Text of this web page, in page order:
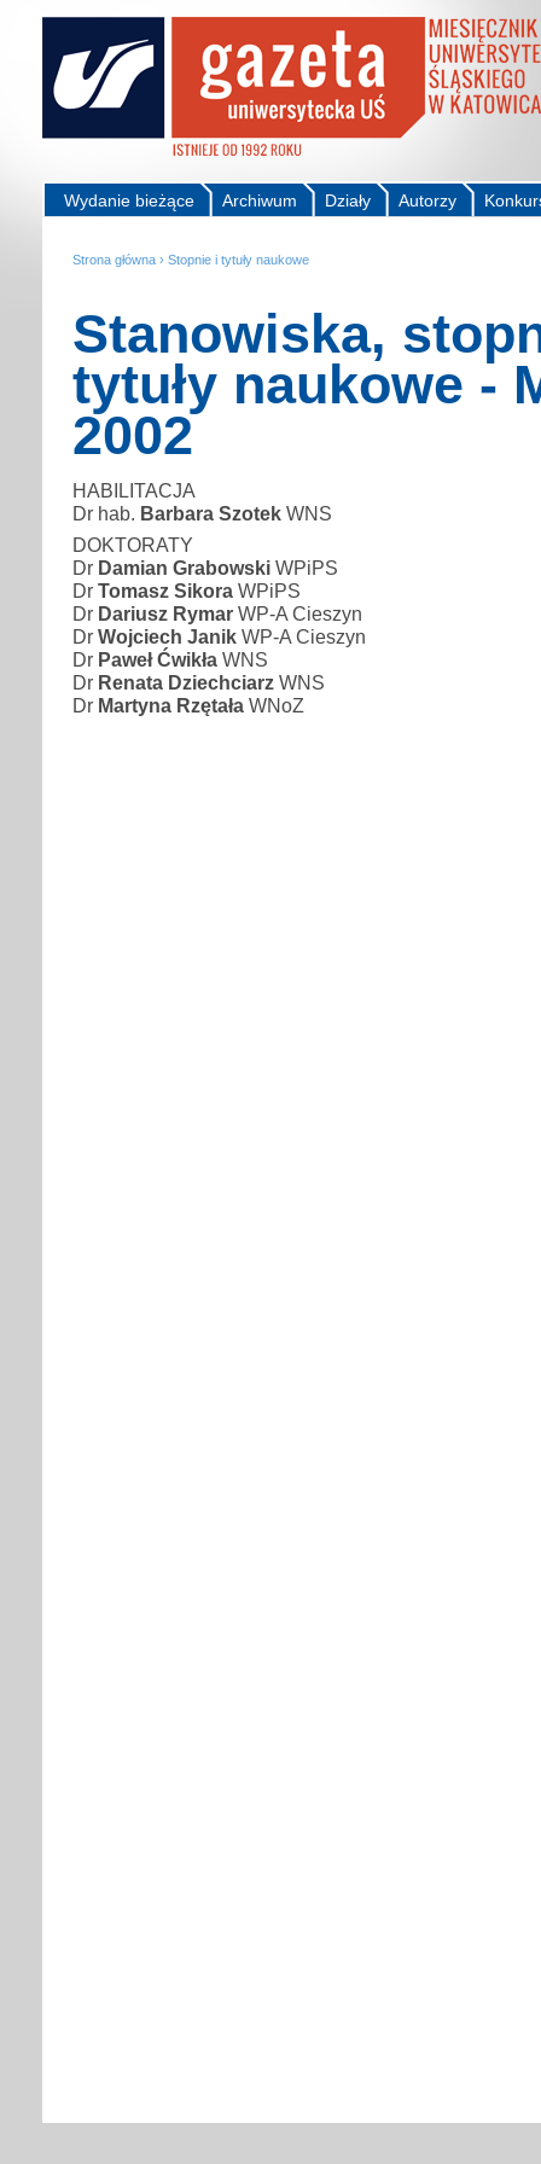
Autorzy
Działy
Archiwum
Wydanie bieżące
Strona główna › Stopnie i tytuły naukowe
Stanowiska,
tytuły naukowe -
2002
HABILITACJA
Dr hab. Barbara Szotek WNS
DOKTORATY
Dr Damian Grabowski WPiPS
Dr Tomasz Sikora WPiPS
Dr Dariusz Rymar WP-A Cieszyn
Dr Wojciech Janik WP-A Cieszyn
Dr Paweł Ćwikła WNS
Dr Renata Dziechciarz WNS
Dr Martyna Rzętała WNoZ